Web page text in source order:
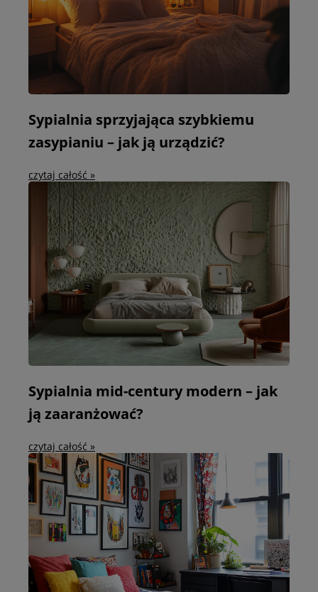
Sypialnia sprzyjająca szybkiemu
zasypianiu – jak ją urządzić?
czytaj całość »
Sypialnia mid-century modern – jak
ją zaaranżować?
czytaj całość »